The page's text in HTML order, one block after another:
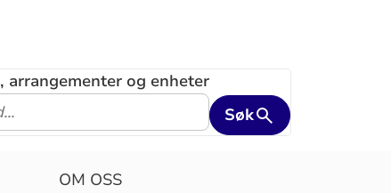
arrangementer og enheter
Søk
OM OSS